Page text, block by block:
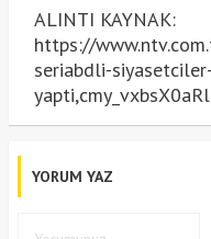
ALINTI KAYNAK:
https://
seriabdli-
YORUM YAZ